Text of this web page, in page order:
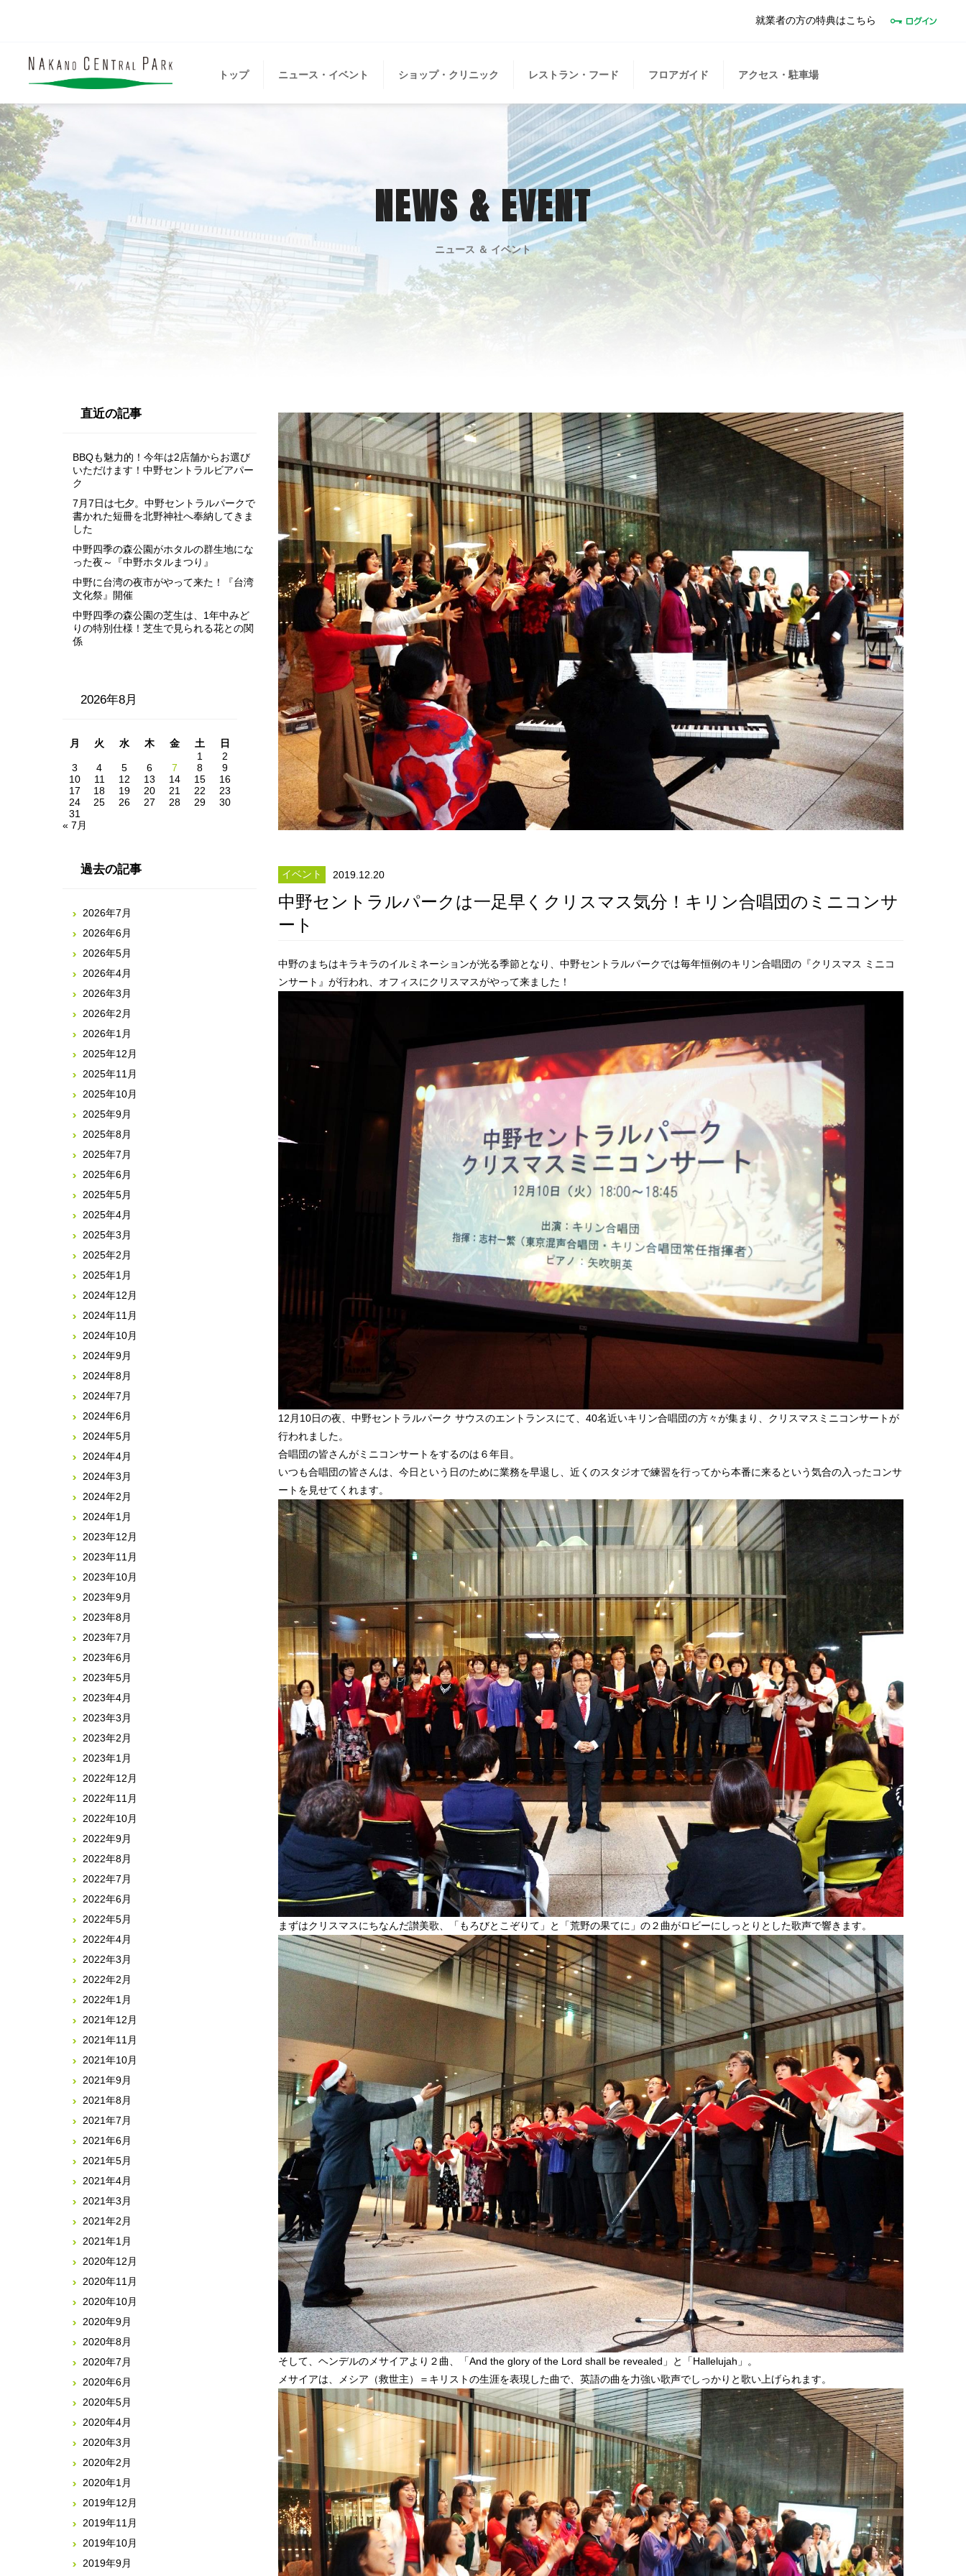
就業者の方の特典はこちら
トップ ニュース・イベント ショップ・クリニック レストラン・フード フロアガイド アクセス・駐車場
NEWS & EVENT
ニュース ＆ イベント
イベント 2019.12.20
中野セントラルパークは一足早くクリスマス気分！キリン合唱団のミニコンサ
ート
中野のまちはキラキラのイルミネーションが光る季節となり、中野セントラルパークでは毎年恒例のキリン合唱団の『クリスマス ミニコ
12月10日の夜、中野セントラルパーク サウスのエントランスにて、40名近いキリン合唱団の方々が集まり、クリスマスミニコンサートが
行われました。
合唱団の皆さんがミニコンサートをするのは６年目。
いつも合唱団の皆さんは、今日という日のために業務を早退し、近くのスタジオで練習を行ってから本番に来るという気合の入ったコンサ
そして、ヘンデルのメサイアより２曲、「And the glory of the Lord shall be revealed」と「Hallelujah」。
直近の記事
BBQも魅力的！今年は2店舗からお選び
いただけます！中野セントラルビアパー
ク
7月7日は七夕。中野セントラルパークで
書かれた短冊を北野神社へ奉納してきま
した
中野四季の森公園がホタルの群生地にな
った夜～『中野ホタルまつり』
中野に台湾の夜市がやって来た！『台湾
文化祭』開催
中野四季の森公園の芝生は、1年中みど
りの特別仕様！芝生で見られる花との関
係
2026年8月
月 火 水 木 金 土
日
1
2
3
4 5 6 7 8
9
10
11 12 13 14 15
16
17
18 19 20 21 22
23
24
25 26 27 28 29
30
31
« 7月
過去の記事
2026年7月
2026年6月
2026年5月
2026年4月
2026年3月
2026年2月
2026年1月
2025年12月
2025年11月
2025年10月
2025年9月
2025年8月
2025年7月
2025年6月
2025年5月
2025年4月
2025年3月
2025年2月
2025年1月
2024年12月
2024年11月
2024年10月
2024年9月
2024年8月
2024年7月
2024年6月
2024年5月
2024年4月
2024年3月
2024年2月
2024年1月
2023年12月
2023年11月
2023年10月
2023年9月
2023年8月
2023年7月
2023年6月
2023年5月
2023年4月
2023年3月
2023年2月
2023年1月
2022年12月
2022年11月
2022年10月
2022年9月
2022年8月
2022年7月
2022年6月
2022年5月
2022年4月
2022年3月
2022年2月
2022年1月
2021年12月
2021年11月
2021年10月
2021年9月
2021年8月
2021年7月
2021年6月
2021年5月
2021年4月
2021年3月
2021年2月
2021年1月
2020年12月
2020年11月
2020年10月
2020年9月
2020年8月
2020年7月
2020年6月
2020年5月
2020年4月
2020年3月
2020年2月
2020年1月
2019年12月
2019年11月
2019年10月
2019年9月